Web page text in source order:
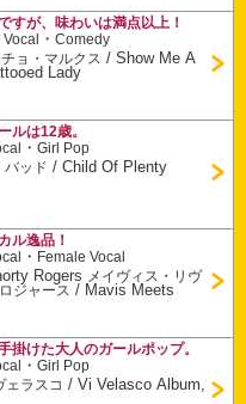
すが、味わいは満点以上！
Vocal ・Comedy
ョ・マルクス /Show Me A
Lady
ルは12歳。
・Girl Pop
バッド /Child Of Plenty
ル逸品！
・ Female Vocal
Rogers
メイヴィス・リヴ
ジャース / Mavis Meets
掛けた大人のガールポップ。
・Girl Pop
ェラスコ /Vi Velasco Album,